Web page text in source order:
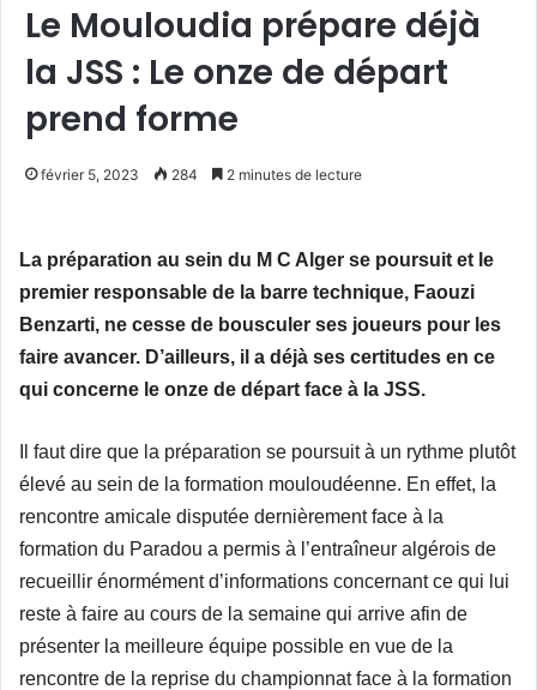
Le Mouloudia prépare déjà
la JSS : Le onze de départ
prend forme
février 5, 2023 284 2 minutes de lecture
La préparation au sein du M C Alger se poursuit et le
premier responsable de la barre technique, Faouzi
Benzarti, ne cesse de bousculer ses joueurs pour les
faire avancer. D’ailleurs, il a déjà ses certitudes en ce
qui concerne le onze de départ face à la JSS.
Il faut dire que la préparation se poursuit à un rythme plutôt
élevé au sein de la formation mouloudéenne. En effet, la
rencontre amicale disputée dernièrement face à la
formation du Paradou a permis à l’entraîneur algérois de
recueillir énormément d’informations concernant ce qui lui
reste à faire au cours de la semaine qui arrive afin de
présenter la meilleure équipe possible en vue de la
rencontre de la reprise du championnat face à la formation